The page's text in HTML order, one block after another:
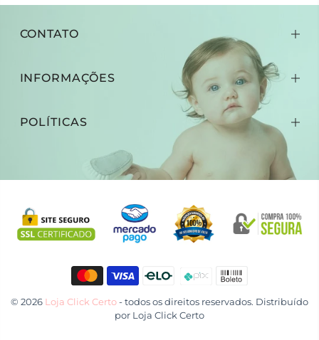
CONTATO
INFORMAÇÕES
POLÍTICAS
© 2026 Loja Click Certo- todos os direitos reservados. Distribuído
por Loja Click Certo